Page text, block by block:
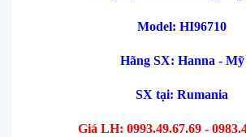
Model: HI96710
Hãng SX: Hanna - Mỹ
SX tại: Rumania
Giá LH: 0993.49.67.69 -